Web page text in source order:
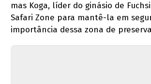
mas Koga, líder do ginásio de
Safari Zone para mantê-la em
importância dessa zona de